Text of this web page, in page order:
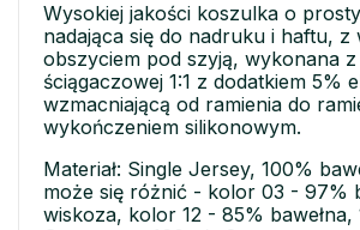
Wysokiej jakości koszulka o
nadająca się do nadruku i haftu, z
obszyciem pod szyją, wykonana
ściągaczowej 1:1 z dodatkiem 5%
wzmacniającą od ramienia do
wykończeniem silikonowym.
Materiał: Single Jersey, 100%
może się różnić - kolor 03 - 97%
wiskoza, kolor 12 - 85% bawełna,